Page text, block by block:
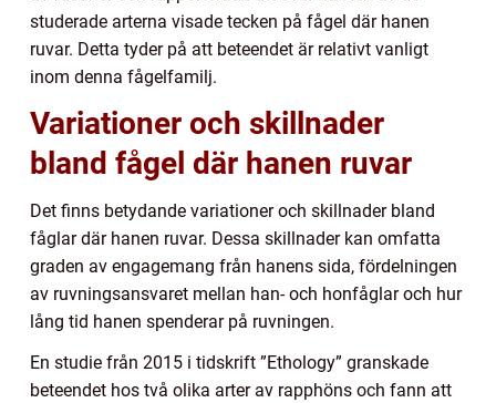
studerade arterna visade tecken på fågel där hanen
ruvar. Detta tyder på att beteendet är relativt vanligt
inom denna fågelfamilj.
Variationer och skillnader
bland fågel där hanen ruvar
Det finns betydande variationer och skillnader bland
fåglar där hanen ruvar. Dessa skillnader kan omfatta
graden av engagemang från hanens sida, fördelningen
av ruvningsansvaret mellan han- och honfåglar och hur
lång tid hanen spenderar på ruvningen.
En studie från 2015 i tidskrift ”Ethology” granskade
beteendet hos två olika arter av rapphöns och fann att